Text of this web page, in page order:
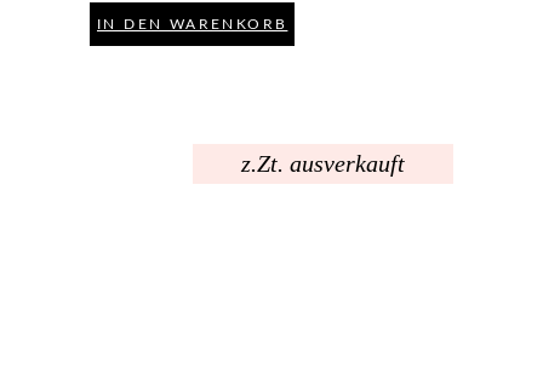
IN DEN WARENKORB
z.Zt. ausverkauft